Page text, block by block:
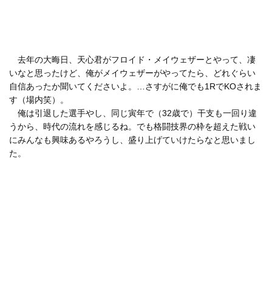
去年の大晦日、天心君がフロイド・メイウェザーとやって、凄
いなと思ったけど、俺がメイウェザーがやってたら、どれぐらい
自信あったか聞いてくださいよ。…さすがに俺でも1RでKOされま
す（場内笑）。
俺は引退した選手やし、同じ寅年で（32歳で）干支も一回り違
うから、時代の流れを感じるね。でも格闘技界の枠を超えた戦い
にみんなも興味あるやろうし、盛り上げていけたらなと思いまし
た。